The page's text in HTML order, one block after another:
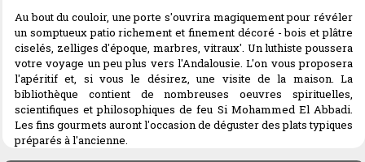
Au bout du couloir, une porte s'ouvrira magiquement pour révéler
un somptueux patio richement et finement décoré - bois et plâtre
ciselés, zelliges d'époque, marbres, vitraux'. Un luthiste poussera
votre voyage un peu plus vers l'Andalousie. L'on vous proposera
l'apéritif et, si vous le désirez, une visite de la maison. La
bibliothèque contient de nombreuses oeuvres spirituelles,
scientifiques et philosophiques de feu Si Mohammed El Abbadi.
Les fins gourmets auront l'occasion de déguster des plats typiques
préparés à l'ancienne.